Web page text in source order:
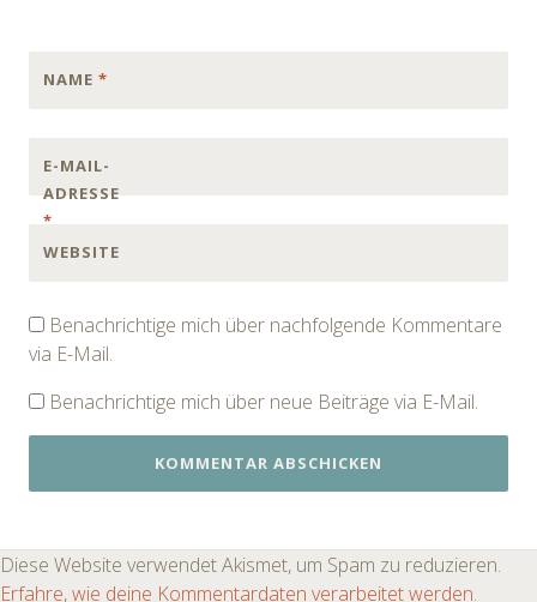
NAME *
E-MAIL-
ADRESSE
*
WEBSITE
Benachrichtige mich über nachfolgende Kommentare
via E-Mail.
Benachrichtige mich über neue Beiträge via E-Mail.
Diese Website verwendet Akismet, um Spam zu reduzieren.
Erfahre, wie deine Kommentardaten verarbeitet werden.